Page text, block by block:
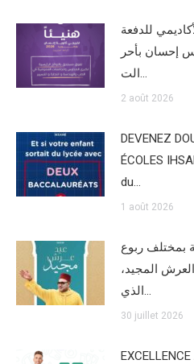
للدفعة
إحسان بأحر
2 août 2026
DEVENEZ
ÉCOLES
du…
1 août 2026
بمختلف ربوع
المجيد،
30 juillet 2026